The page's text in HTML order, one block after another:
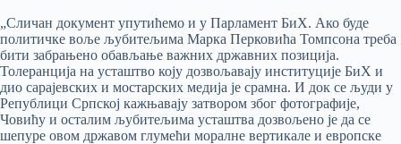
„Сличан документ упутићемо и у Парламент БиХ. Ако буде
политичке воље љубитељима Марка Перковића Томпсона треба
бити забрањено обављање важних државних позиција.
Толеранција на усташтво коју дозвољавају институције БиХ и
дио сарајевских и мостарских медија је срамна. И док се људи у
Републици Српској кажњавају затвором због фотографије,
Човићу и осталим љубитељима усташтва дозвољено је да се
шепуре овом државом глумећи моралне вертикале и европске